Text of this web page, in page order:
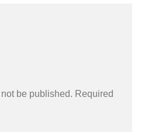
be published. Required